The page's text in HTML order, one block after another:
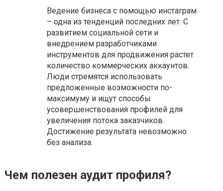
Ведение бизнеса с помощью инстаграм
– одна из тенденций последних лет. С
развитием социальной сети и
внедрением разработчиками
инструментов для продвижения растет
количество коммерческих аккаунтов.
Люди стремятся использовать
предложенные возможности по-
максимуму и ищут способы
усовершенствования профилей для
увеличения потока заказчиков.
Достижение результата невозможно
без анализа.
Чем полезен аудит профиля?